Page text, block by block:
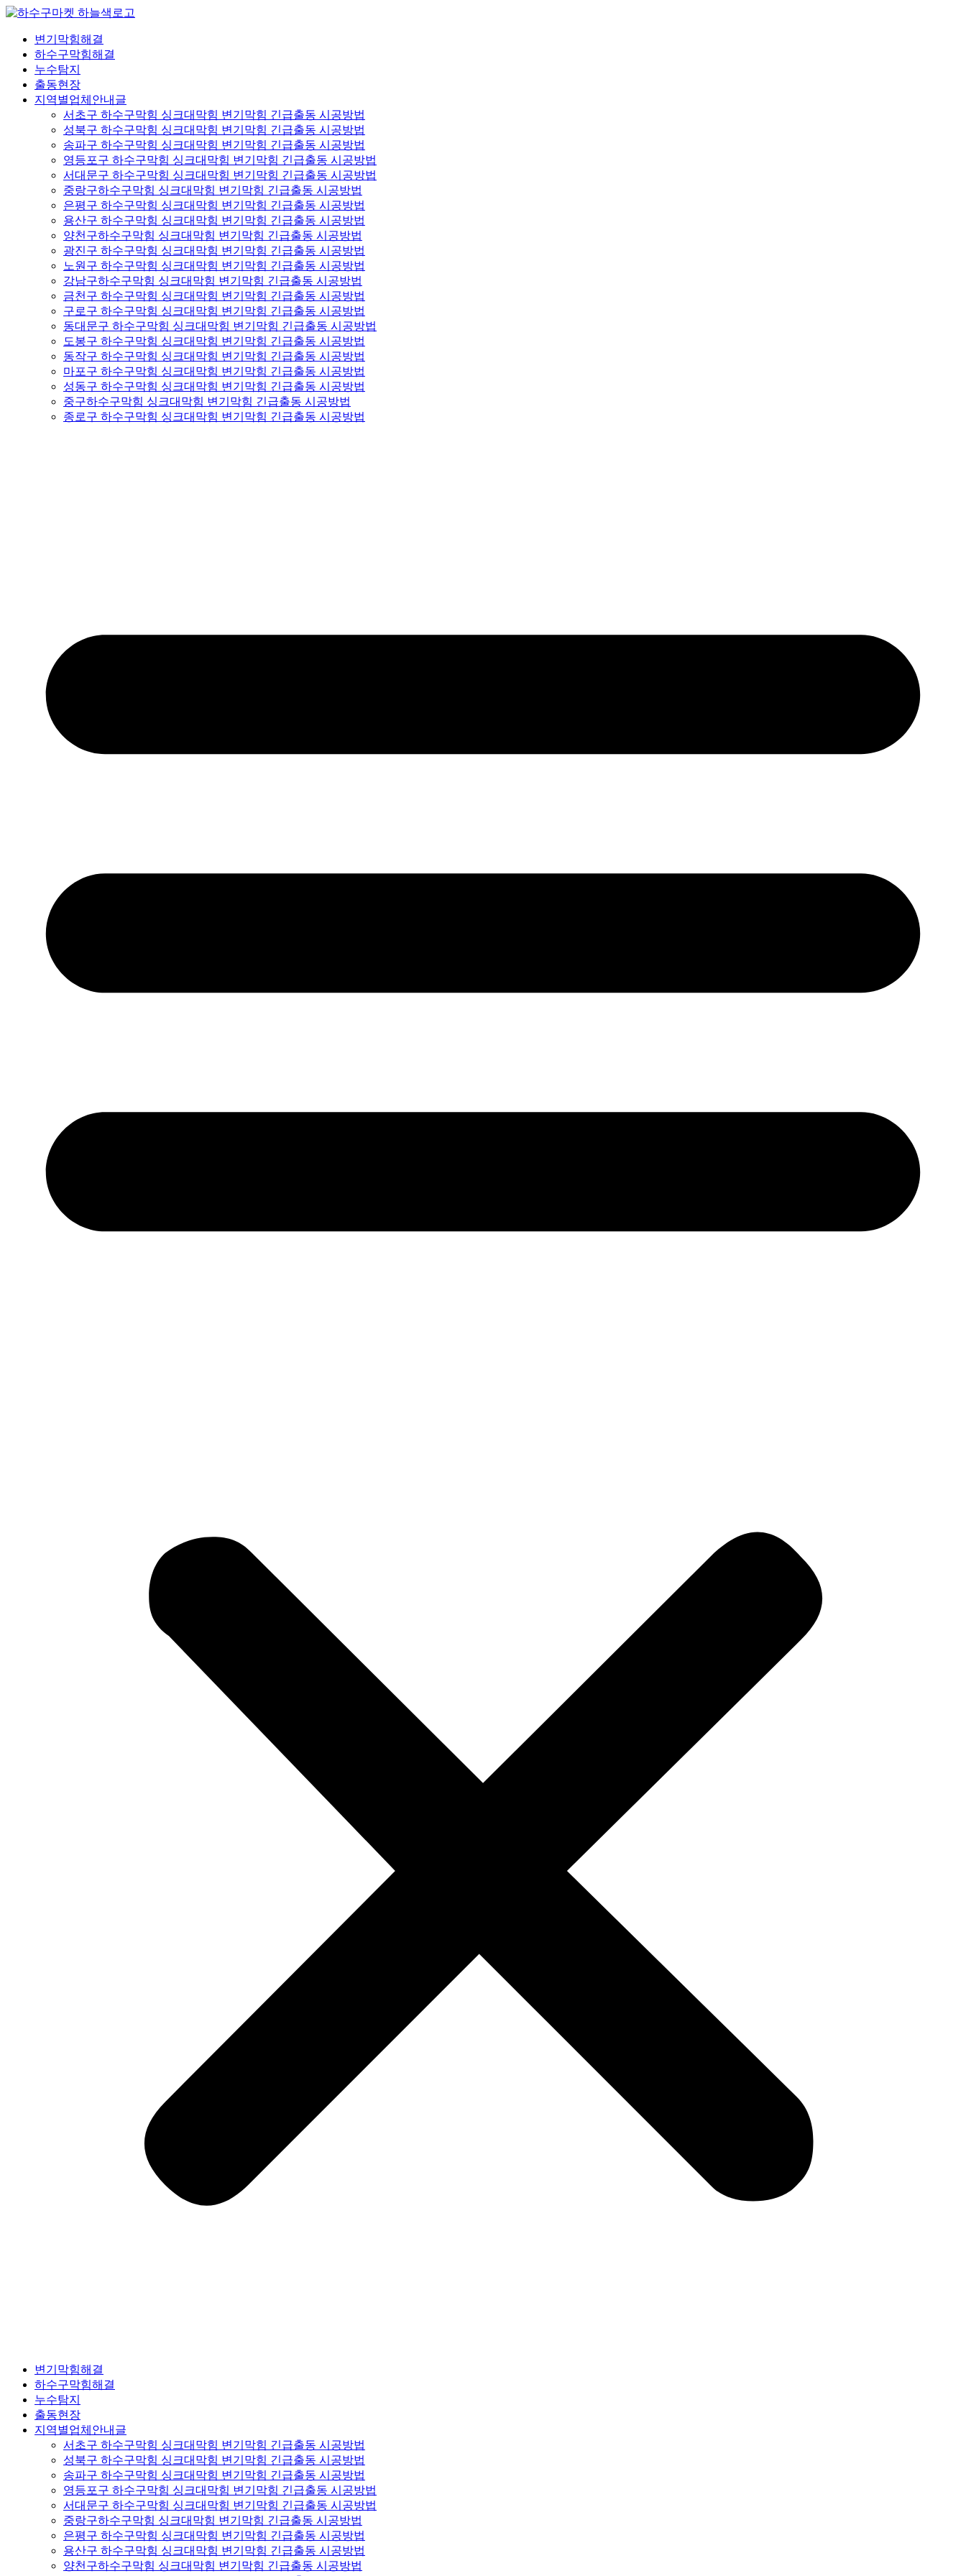
콘
변기막힘해결
하수구막힘해결
누수탐지
출동현장
지역별업체안내글
서초구 하수구막힘 싱크대막힘 변기막힘 긴급출동 시공방법
성북구 하수구막힘 싱크대막힘 변기막힘 긴급출동 시공방법
송파구 하수구막힘 싱크대막힘 변기막힘 긴급출동 시공방법
영등포구 하수구막힘 싱크대막힘 변기막힘 긴급출동 시공방법
서대문구 하수구막힘 싱크대막힘 변기막힘 긴급출동 시공방법
중랑구하수구막힘 싱크대막힘 변기막힘 긴급출동 시공방법
은평구 하수구막힘 싱크대막힘 변기막힘 긴급출동 시공방법
용산구 하수구막힘 싱크대막힘 변기막힘 긴급출동 시공방법
양천구하수구막힘 싱크대막힘 변기막힘 긴급출동 시공방법
광진구 하수구막힘 싱크대막힘 변기막힘 긴급출동 시공방법
노원구 하수구막힘 싱크대막힘 변기막힘 긴급출동 시공방법
강남구하수구막힘 싱크대막힘 변기막힘 긴급출동 시공방법
금천구 하수구막힘 싱크대막힘 변기막힘 긴급출동 시공방법
구로구 하수구막힘 싱크대막힘 변기막힘 긴급출동 시공방법
동대문구 하수구막힘 싱크대막힘 변기막힘 긴급출동 시공방법
도봉구 하수구막힘 싱크대막힘 변기막힘 긴급출동 시공방법
동작구 하수구막힘 싱크대막힘 변기막힘 긴급출동 시공방법
마포구 하수구막힘 싱크대막힘 변기막힘 긴급출동 시공방법
성동구 하수구막힘 싱크대막힘 변기막힘 긴급출동 시공방법
중구하수구막힘 싱크대막힘 변기막힘 긴급출동 시공방법
종로구 하수구막힘 싱크대막힘 변기막힘 긴급출동 시공방법
변기막힘해결
하수구막힘해결
누수탐지
출동현장
지역별업체안내글
서초구 하수구막힘 싱크대막힘 변기막힘 긴급출동 시공방법
성북구 하수구막힘 싱크대막힘 변기막힘 긴급출동 시공방법
송파구 하수구막힘 싱크대막힘 변기막힘 긴급출동 시공방법
영등포구 하수구막힘 싱크대막힘 변기막힘 긴급출동 시공방법
서대문구 하수구막힘 싱크대막힘 변기막힘 긴급출동 시공방법
중랑구하수구막힘 싱크대막힘 변기막힘 긴급출동 시공방법
은평구 하수구막힘 싱크대막힘 변기막힘 긴급출동 시공방법
용산구 하수구막힘 싱크대막힘 변기막힘 긴급출동 시공방법
양천구하수구막힘 싱크대막힘 변기막힘 긴급출동 시공방법